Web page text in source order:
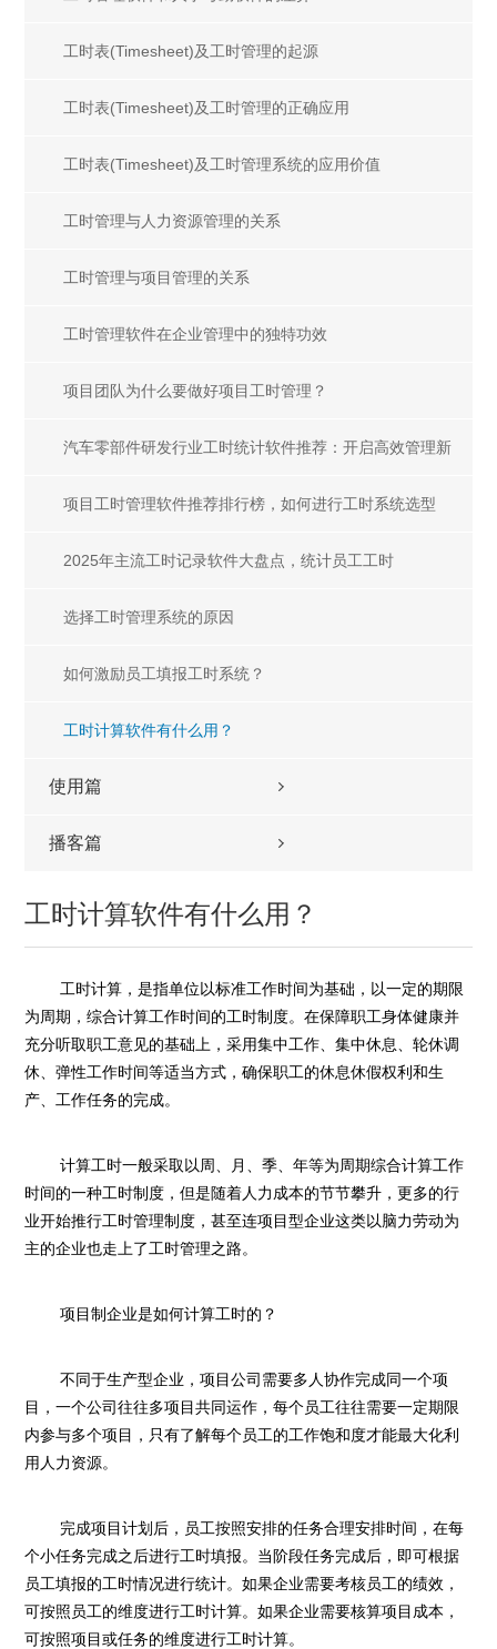
工时表(Timesheet)及工时管理的起源
工时表(Timesheet)及工时管理的正确应用
工时表(Timesheet)及工时管理系统的应用价值
工时管理与人力资源管理的关系
工时管理与项目管理的关系
工时管理软件在企业管理中的独特功效
项目团队为什么要做好项目工时管理？
汽车零部件研发行业工时统计软件推荐：开启高效管理新
征程
​项目工时管理软件推荐排行榜，如何进行工时系统选型
2025年主流工时记录软件大盘点，统计员工工时
选择工时管理系统的原因
如何激励员工填报工时系统？
工时计算软件有什么用？
使用篇
播客篇
工时计算软件有什么用？
工时计算，是指单位以标准工作时间为基础，以一定的期限
为周期，综合计算工作时间的工时制度。在保障职工身体健康并
充分听取职工意见的基础上，采用集中工作、集中休息、轮休调
休、弹性工作时间等适当方式，确保职工的休息休假权利和生
产、工作任务的完成。
计算工时一般采取以周、月、季、年等为周期综合计算工作
时间的一种工时制度，但是随着人力成本的节节攀升，更多的行
业开始推行工时管理制度，甚至连项目型企业这类以脑力劳动为
主的企业也走上了工时管理之路。
项目制企业是如何计算工时的？
不同于生产型企业，项目公司需要多人协作完成同一个项
目，一个公司往往多项目共同运作，每个员工往往需要一定期限
内参与多个项目，只有了解每个员工的工作饱和度才能最大化利
用人力资源。
完成项目计划后，员工按照安排的任务合理安排时间，在每
个小任务完成之后进行工时填报。当阶段任务完成后，即可根据
员工填报的工时情况进行统计。如果企业需要考核员工的绩效，
可按照员工的维度进行工时计算。如果企业需要核算项目成本，
可按照项目或任务的维度进行工时计算。